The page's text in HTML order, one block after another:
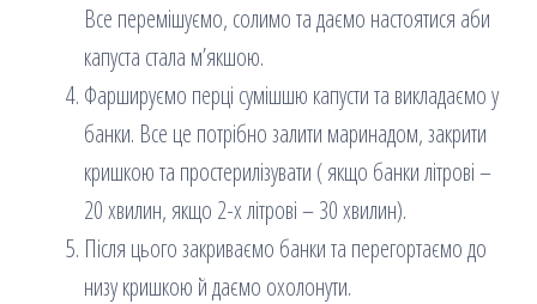
Все перемішуємо, солимо та даємо настоятися аби
капуста стала м’якшою.
Фаршируємо перці сумішшю капусти та викладаємо у
банки. Все це потрібно залити маринадом, закрити
кришкою та простерилізувати ( якщо банки літрові –
20 хвилин, якщо 2-х літрові – 30 хвилин).
Після цього закриваємо банки та перегортаємо до
низу кришкою й даємо охолонути.